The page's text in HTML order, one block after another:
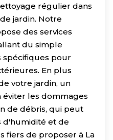
régulier dans
jardin. Notre
des services
du simple
spécifiques pour
En plus
votre jardin, un
les dommages
de débris, qui peut
et de
fiers de proposer à La